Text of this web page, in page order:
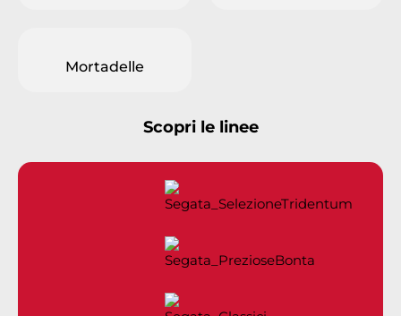
Mortadelle
Scopri le linee